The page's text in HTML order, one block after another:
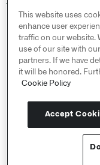
© 2026 Palantir
reserved.
Cookies
Privacy
Terms of Use ↗
Do Not Sell or
This website uses
enhance user
traffic on our website.
use of our site with
partners. If we have
it will be honored.
Cookie Policy
Accept